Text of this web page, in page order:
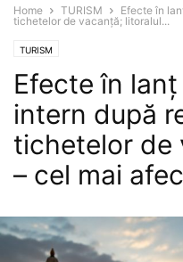
Home TURISM
Efecte în
tichetelor de vacanță; litoralul...
TURISM
Efecte în
intern după
tichetelor de
– cel mai